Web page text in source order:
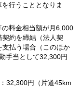
行うこととなりま
の料金相当額が月6,000
約を締結（法人契
払う場合（このほか
手当として32,300円
32,300円（片道45km